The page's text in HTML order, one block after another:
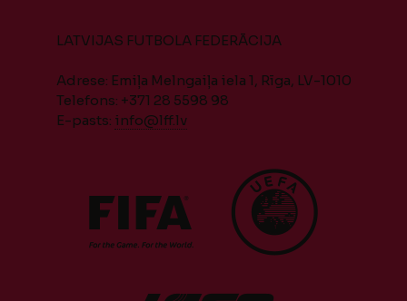
LATVIJAS FUTBOLA FEDERĀCIJA
Adrese: Emiļa Melngaiļa iela 1, Rīga, LV-1010
Telefons: +371 28 5598 98
E-pasts: info@lff.lv